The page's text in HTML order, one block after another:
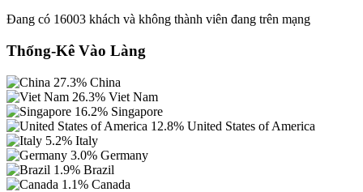
Đang có 16003 khách và không thành viên đang trên mạng
Thống-Kê Vào Làng
27.3% China
26.3% Viet Nam
16.2% Singapore
12.8% United States of America
5.2% Italy
3.0% Germany
1.9% Brazil
1.1% Canada